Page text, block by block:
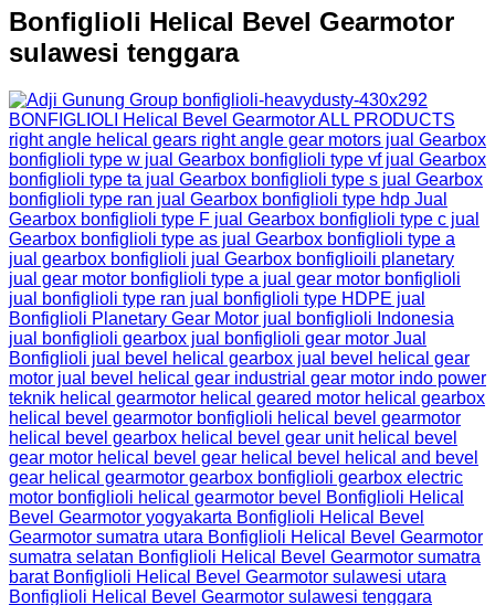
Bonfiglioli Helical Bevel Gearmotor
sulawesi tenggara